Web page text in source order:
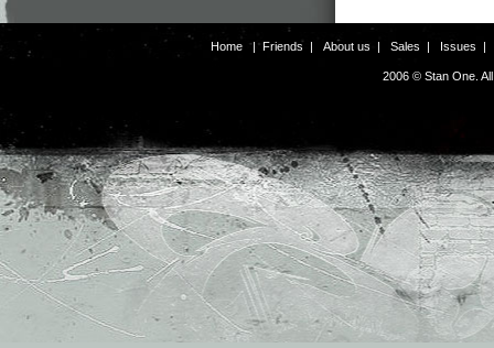
Home |Friends | About us | Sales | Issues
2006 © Stan One.